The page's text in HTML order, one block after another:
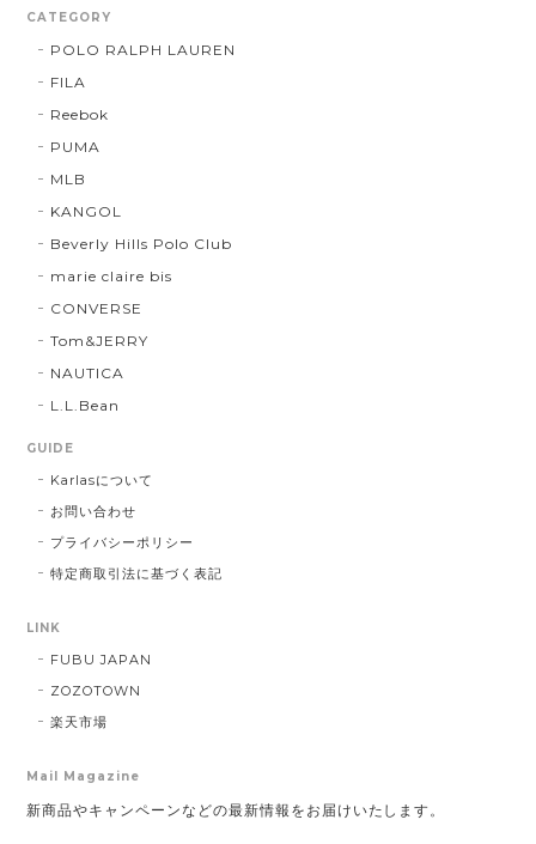
CATEGORY
POLO RALPH LAUREN
FILA
Reebok
PUMA
MLB
KANGOL
Beverly Hills Polo Club
marie claire bis
CONVERSE
Tom&JERRY
NAUTICA
L.L.Bean
GUIDE
Karlasについて
お問い合わせ
プライバシーポリシー
特定商取引法に基づく表記
LINK
FUBU JAPAN
ZOZOTOWN
楽天市場
Mail Magazine
新商品やキャンペーンなどの最新情報をお届けいたします。